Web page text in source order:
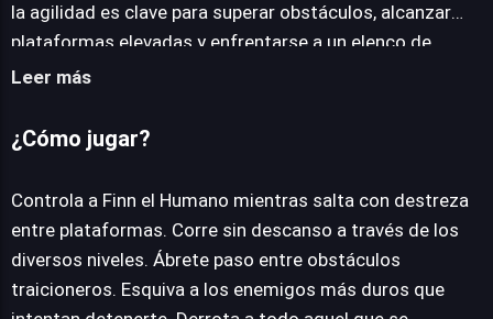
la agilidad es clave para superar obstáculos, alcanzar
plataformas elevadas y enfrentarse a un elenco de
enemigos persistentes. Visualmente, el juego deleita
universo animado, complementados por una banda
jugabilidad se enriquece con la recolección estratégica
de potenciadores y montones de monedas, así como
con la búsqueda de letras dispersas que, al ser
completadas, desbloquean el camino hacia la siguiente
área. Tras dominar el nivel inicial, el universo se expande
Leer más
¿Cómo jugar?
Controla a Finn el Humano mientras salta con destreza
entre plataformas. Corre sin descanso a través de los
diversos niveles. Ábrete paso entre obstáculos
traicioneros. Esquiva a los enemigos más duros que